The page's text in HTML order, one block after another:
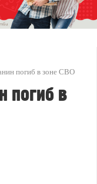
погиб в зоне СВО
погиб в